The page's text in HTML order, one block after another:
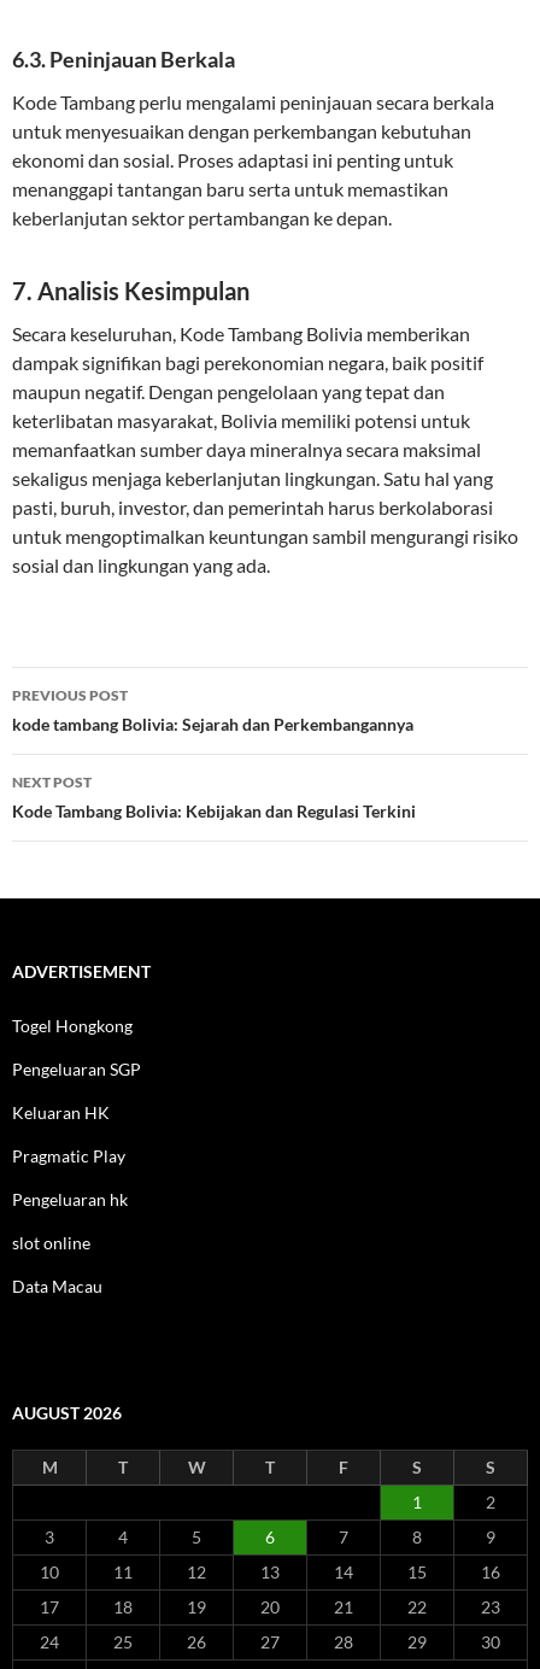
6.3. Peninjauan Berkala
Kode Tambang perlu mengalami peninjauan secara berkala
untuk menyesuaikan dengan perkembangan kebutuhan
ekonomi dan sosial. Proses adaptasi ini penting untuk
menanggapi tantangan baru serta untuk memastikan
keberlanjutan sektor pertambangan ke depan.
7. Analisis Kesimpulan
Secara keseluruhan, Kode Tambang Bolivia memberikan
dampak signifikan bagi perekonomian negara, baik positif
maupun negatif. Dengan pengelolaan yang tepat dan
keterlibatan masyarakat, Bolivia memiliki potensi untuk
memanfaatkan sumber daya mineralnya secara maksimal
sekaligus menjaga keberlanjutan lingkungan. Satu hal yang
pasti, buruh, investor, dan pemerintah harus berkolaborasi
untuk mengoptimalkan keuntungan sambil mengurangi risiko
sosial dan lingkungan yang ada.
Post
navigation
PREVIOUS POST
kode tambang Bolivia: Sejarah dan Perkembangannya
NEXT POST
Kode Tambang Bolivia: Kebijakan dan Regulasi Terkini
ADVERTISEMENT
Togel Hongkong
Pengeluaran SGP
Keluaran HK
Pragmatic Play
Pengeluaran hk
slot online
Data Macau
AUGUST 2026
M T W T F S
S
1
2
3
4 5 6 7 8
9
10
11 12 13 14 15
16
17
18 19 20 21 22
23
24
25 26 27 28 29
30